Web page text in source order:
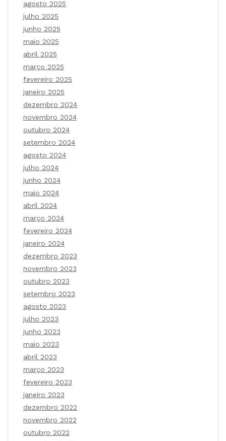
agosto 2025
julho 2025
junho 2025
maio 2025
abril 2025
março 2025
fevereiro 2025
janeiro 2025
dezembro 2024
novembro 2024
outubro 2024
setembro 2024
agosto 2024
julho 2024
junho 2024
maio 2024
abril 2024
março 2024
fevereiro 2024
janeiro 2024
dezembro 2023
novembro 2023
outubro 2023
setembro 2023
agosto 2023
julho 2023
junho 2023
maio 2023
abril 2023
março 2023
fevereiro 2023
janeiro 2023
dezembro 2022
novembro 2022
outubro 2022